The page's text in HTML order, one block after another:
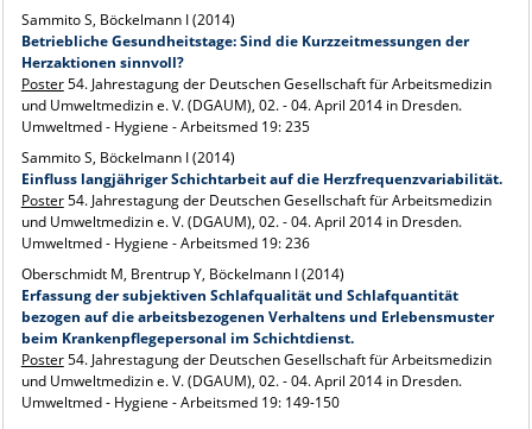
Sammito S, Böckelmann I (2014)
Betriebliche Gesundheitstage: Sind die Kurzzeitmessungen der
Herzaktionen sinnvoll?
Poster54. Jahrestagung der Deutschen Gesellschaft für Arbeitsmedizin
und Umweltmedizin e. V. (DGAUM), 02. - 04. April 2014 in Dresden.
Umweltmed - Hygiene - Arbeitsmed 19: 235
Sammito S, Böckelmann I (2014)
Einfluss langjähriger Schichtarbeit auf die Herzfrequenzvariabilität.
Poster54. Jahrestagung der Deutschen Gesellschaft für Arbeitsmedizin
und Umweltmedizin e. V. (DGAUM), 02. - 04. April 2014 in Dresden.
Umweltmed - Hygiene - Arbeitsmed 19: 236
Oberschmidt M, Brentrup Y, Böckelmann I (2014)
Erfassung der subjektiven Schlafqualität und Schlafquantität
bezogen auf die arbeitsbezogenen Verhaltens und Erlebensmuster
beim Krankenpflegepersonal im Schichtdienst.
Poster54. Jahrestagung der Deutschen Gesellschaft für Arbeitsmedizin
und Umweltmedizin e. V. (DGAUM), 02. - 04. April 2014 in Dresden.
Umweltmed - Hygiene - Arbeitsmed 19: 149-150